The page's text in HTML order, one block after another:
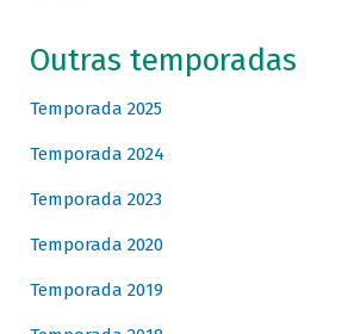
Outras temporadas
Temporada 2025
Temporada 2024
Temporada 2023
Temporada 2020
Temporada 2019